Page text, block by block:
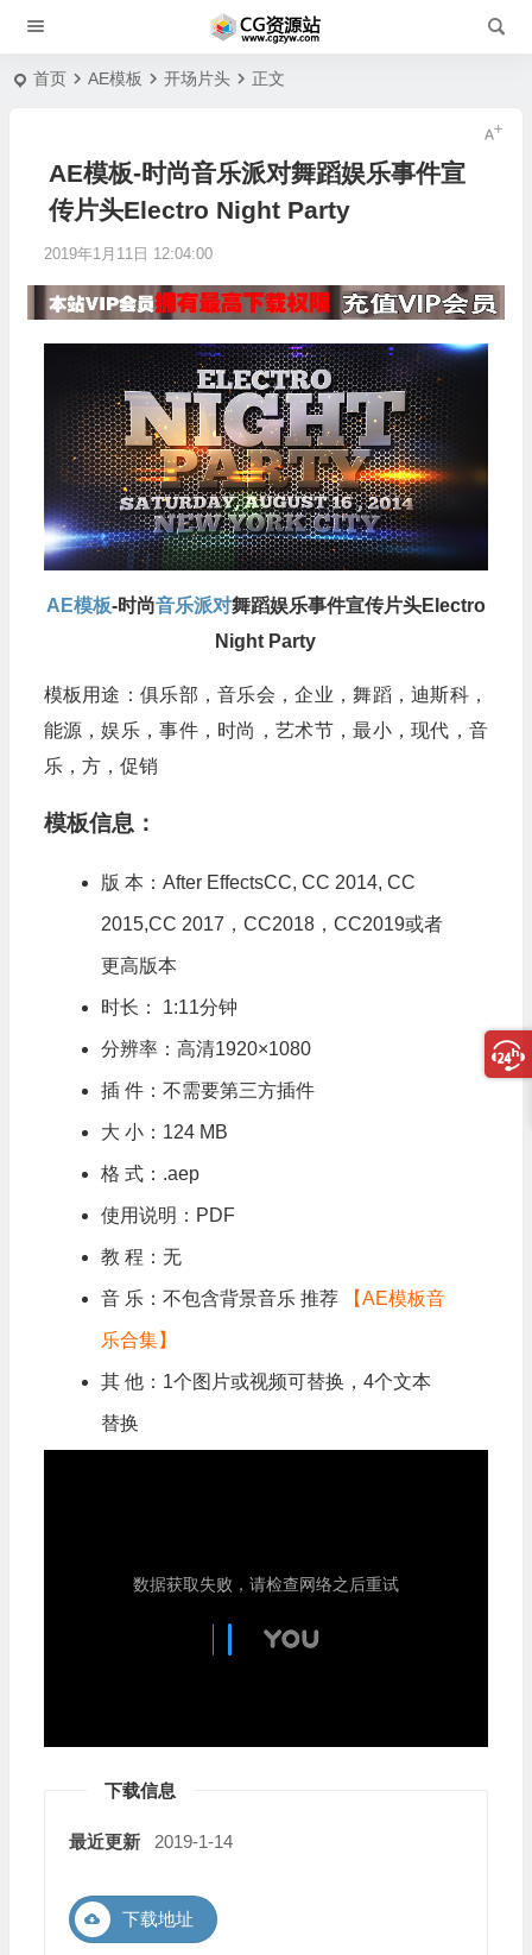
首页 AE模板 开场片头 正文
AE模板-时尚音乐派对舞蹈娱乐事件宣
传片头Electro Night Party
2019年1月11日 12:04:00
AE模板-时尚音乐派对舞蹈娱乐事件宣传片头Electro
Night Party
模板用途：俱乐部，音乐会，企业，舞蹈，迪斯科，
能源，娱乐，事件，时尚，艺术节，最小，现代，音
乐，方，促销
模板信息：
版 本：After EffectsCC, CC 2014, CC
2015,CC 2017，CC2018，CC2019或者
更高版本
时长： 1:11分钟
分辨率：高清1920×1080
插 件：不需要第三方插件
大 小：124 MB
格 式：.aep
使用说明：PDF
教 程：无
音 乐：不包含背景音乐 推荐 【AE模板音
乐合集】
其 他：1个图片或视频可替换，4个文本
替换
下载信息
最近更新 2019-1-14
下载地址